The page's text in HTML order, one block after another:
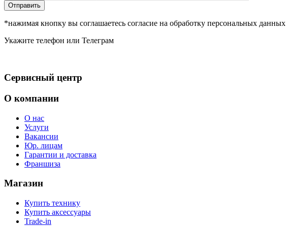
Отправить
*нажимая кнопку вы соглашаетесь согласие на обработку персональных данных
Укажите телефон или Телеграм
Сервисный центр
О компании
О нас
Услуги
Вакансии
Юр. лицам
Гарантии и доставка
Франшиза
Магазин
Купить технику
Купить аксессуары
Trade-in